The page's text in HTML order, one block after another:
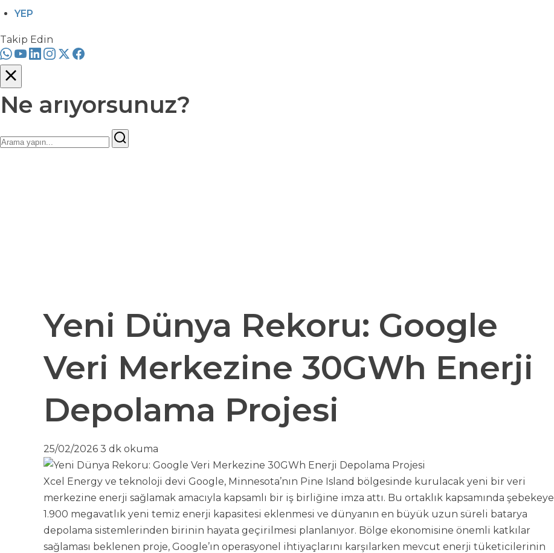
YEP
Takip Edin
Ne arıyorsunuz?
Yeni Dünya Rekoru: Google
Veri Merkezine 30GWh Enerji
Depolama Projesi
25/02/2026 3 dk okuma
Xcel Energy ve teknoloji devi Google, Minnesota’nın Pine Island bölgesinde kurulacak yeni bir veri
merkezine enerji sağlamak amacıyla kapsamlı bir iş birliğine imza attı. Bu ortaklık kapsamında şebekeye
1.900 megavatlık yeni temiz enerji kapasitesi eklenmesi ve dünyanın en büyük uzun süreli batarya
depolama sistemlerinden birinin hayata geçirilmesi planlanıyor. Bölge ekonomisine önemli katkılar
sağlaması beklenen proje, Google’ın operasyonel ihtiyaçlarını karşılarken mevcut enerji tüketicilerinin